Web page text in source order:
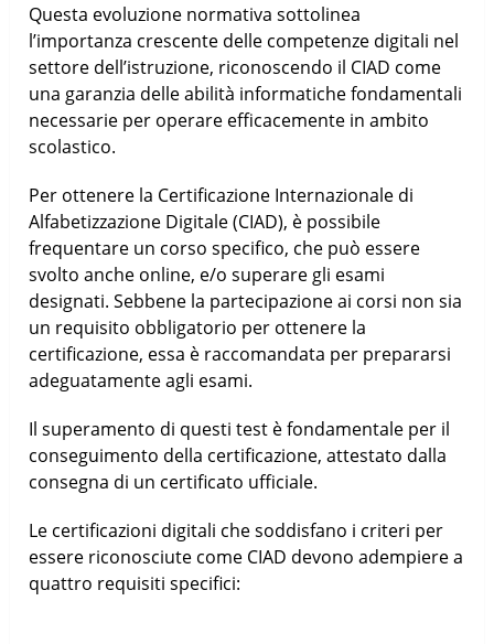
Questa evoluzione normativa sottolinea
l’importanza crescente delle competenze digitali nel
settore dell’istruzione, riconoscendo il CIAD come
una garanzia delle abilità informatiche fondamentali
necessarie per operare efficacemente in ambito
scolastico.
Per ottenere la Certificazione Internazionale di
Alfabetizzazione Digitale (CIAD), è possibile
frequentare un corso specifico, che può essere
svolto anche online, e/o superare gli esami
designati. Sebbene la partecipazione ai corsi non sia
un requisito obbligatorio per ottenere la
certificazione, essa è raccomandata per prepararsi
adeguatamente agli esami.
Il superamento di questi test è fondamentale per il
conseguimento della certificazione, attestato dalla
consegna di un certificato ufficiale.
Le certificazioni digitali che soddisfano i criteri per
essere riconosciute come CIAD devono adempiere a
quattro requisiti specifici: